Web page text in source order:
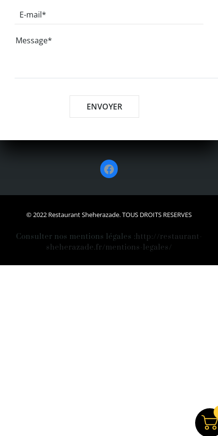
Facebook
© 2022 Restaurant Sheherazade. TOUS DROITS RESERVES
Consulter nos mentions légales :http://restaurant-
sheherazade.fr/mentions-legales/